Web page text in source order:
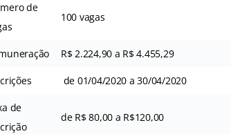
de
100 vagas
R$ 2.224,90 a R$ 4.455,29
de 01/04/2020 a 30/04/2020
de
de R$ 80,00 a R$120,00